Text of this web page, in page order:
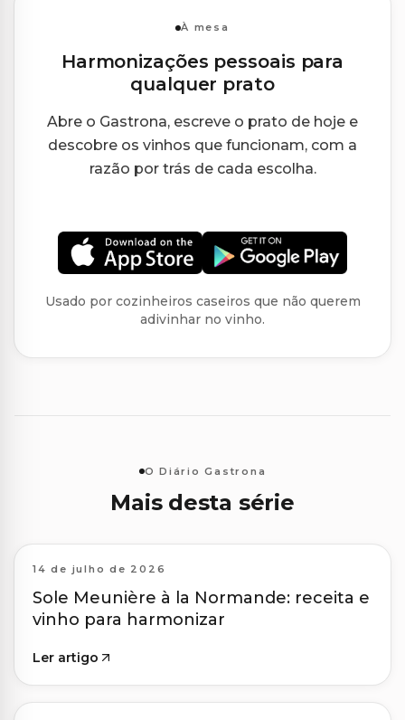
À mesa
Harmonizações pessoais para
qualquer prato
Abre o Gastrona, escreve o prato de hoje e
descobre os vinhos que funcionam, com a
razão por trás de cada escolha.
Usado por cozinheiros caseiros que não querem
adivinhar no vinho.
O Diário Gastrona
Mais desta série
14 de julho de 2026
Sole Meunière à la Normande: receita e
vinho para harmonizar
Ler artigo